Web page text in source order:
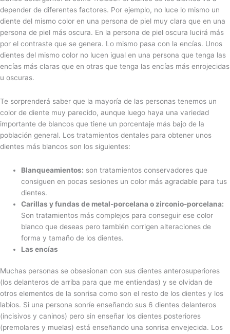
depender de diferentes factores. Por ejemplo, no luce lo mismo un
diente del mismo color en una persona de piel muy clara que en una
persona de piel más oscura. En la persona de piel oscura lucirá más
por el contraste que se genera. Lo mismo pasa con la encías. Unos
dientes del mismo color no lucen igual en una persona que tenga las
encías más claras que en otras que tenga las encías más enrojecidas
u oscuras.
Te sorprenderá saber que la mayoría de las personas tenemos un
color de diente muy parecido, aunque luego haya una variedad
importante de blancos que tiene un porcentaje más bajo de la
población general. Los tratamientos dentales para obtener unos
dientes más blancos son los siguientes:
Blanqueamientos: son tratamientos conservadores que
consiguen en pocas sesiones un color más agradable para tus
dientes.
Carillas y fundas de metal-porcelana o zirconio-porcelana:
Son tratamientos más complejos para conseguir ese color
blanco que deseas pero también corrigen alteraciones de
forma y tamaño de los dientes.
Las encías
Muchas personas se obsesionan con sus dientes anterosuperiores
(los delanteros de arriba para que me entiendas) y se olvidan de
otros elementos de la sonrisa como son el resto de los dientes y los
labios. Si una persona sonríe enseñando sus 6 dientes delanteros
(incisivos y caninos) pero sin enseñar los dientes posteriores
(premolares y muelas) está enseñando una sonrisa envejecida. Los